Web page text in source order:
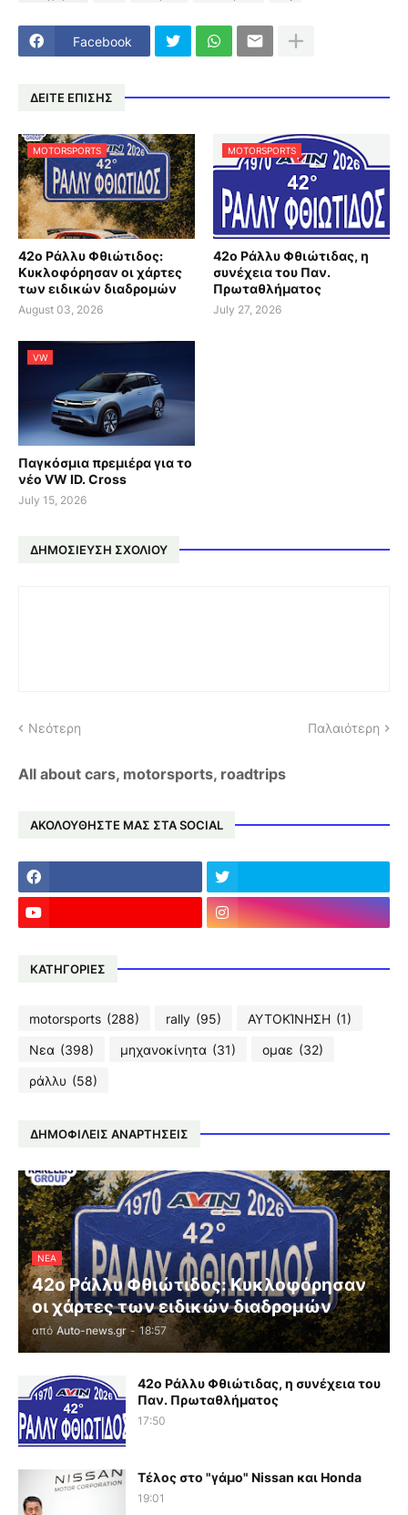
Facebook
ΔΕΙΤΕ ΕΠΙΣΗΣ
MOTORSPORTS
42ο Ράλλυ Φθιώτιδος:
Κυκλοφόρησαν οι χάρτες
των ειδικών διαδρομών
August 03, 2026
MOTORSPORTS
42ο Ράλλυ Φθιώτιδας, η
συνέχεια του Παν.
Πρωταθλήματος
July 27, 2026
VW
Παγκόσμια πρεμιέρα για το
νέο VW ID. Cross
July 15, 2026
ΔΗΜΟΣΊΕΥΣΗ ΣΧΟΛΊΟΥ
Νεότερη Παλαιότερη
All about cars, motorsports, roadtrips
ΑΚΟΛΟΥΘΗΣΤΕ ΜΑΣ ΣΤΑ SOCIAL
ΚΑΤΗΓΟΡΙΕΣ
motorsports (288) rally (95) ΑΥΤΟΚΊΝΗΣΗ (1)
Νεα (398) μηχανοκίνητα (31) ομαε (32)
ράλλυ (58)
ΔΗΜΟΦΙΛΕΙΣ ΑΝΑΡΤΗΣΕΙΣ
ΝΕΑ
42ο Ράλλυ Φθιώτιδος: Κυκλοφόρησαν
οι χάρτες των ειδικών διαδρομών
από Auto-news.gr - 18:57
42ο Ράλλυ Φθιώτιδας, η συνέχεια του
Παν. Πρωταθλήματος
17:50
Τέλος στο "γάμο" Nissan και Honda
19:01